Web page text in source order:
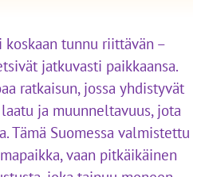
tunnu riittävän –
jatkuvasti paikkaansa.
ratkaisun, jossa yhdistyvät
ja muunneltavuus, jota
Tämä Suomessa valmistettu
vaan pitkäikäinen